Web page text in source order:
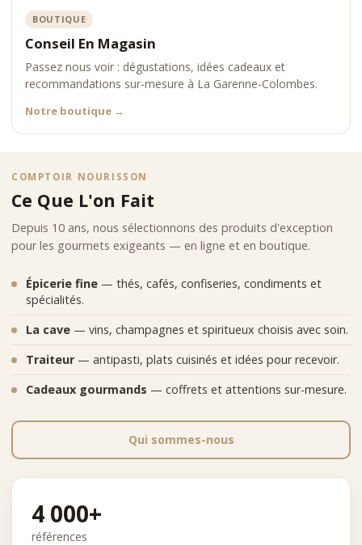
BOUTIQUE
Conseil En Magasin
Passez nous voir : dégustations, idées cadeaux et
recommandations sur-mesure à La Garenne-Colombes.
Notre boutique →
COMPTOIR NOURISSON
Ce Que L'on Fait
Depuis 10 ans, nous sélectionnons des produits d'exception
pour les gourmets exigeants — en ligne et en boutique.
Épicerie fine — thés, cafés, confiseries, condiments et
spécialités.
La cave — vins, champagnes et spiritueux choisis avec soin.
Traiteur — antipasti, plats cuisinés et idées pour recevoir.
Cadeaux gourmands — coffrets et attentions sur-mesure.
Qui sommes-nous
4 000+
références